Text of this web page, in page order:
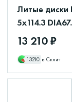
Литые диски
5x114.3
13 210 ₽
13210 в Сплит